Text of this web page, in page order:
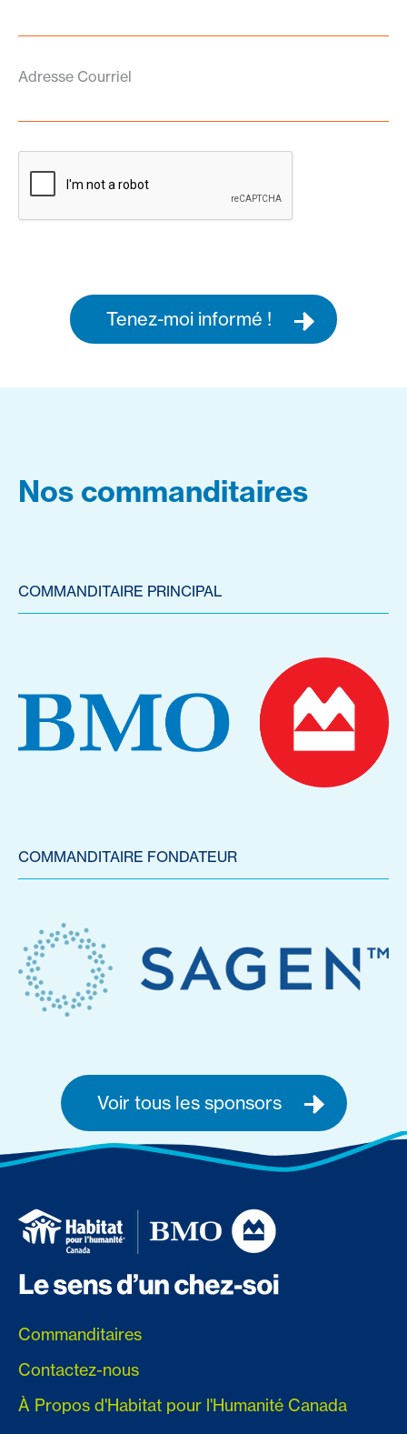
Adresse Courriel
Tenez-moi informé !
Nos commanditaires
COMMANDITAIRE PRINCIPAL
COMMANDITAIRE FONDATEUR
Voir tous les sponsors
Commanditaires
Contactez-nous
À Propos d'Habitat pour l'Humanité Canada